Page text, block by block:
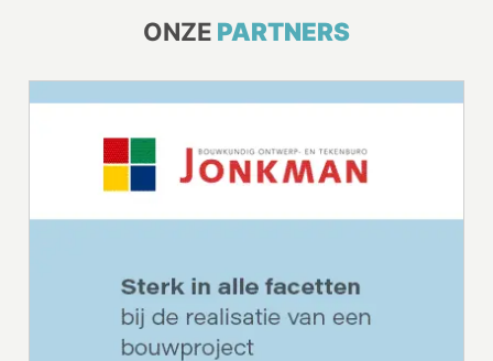
ONZE PARTNERS